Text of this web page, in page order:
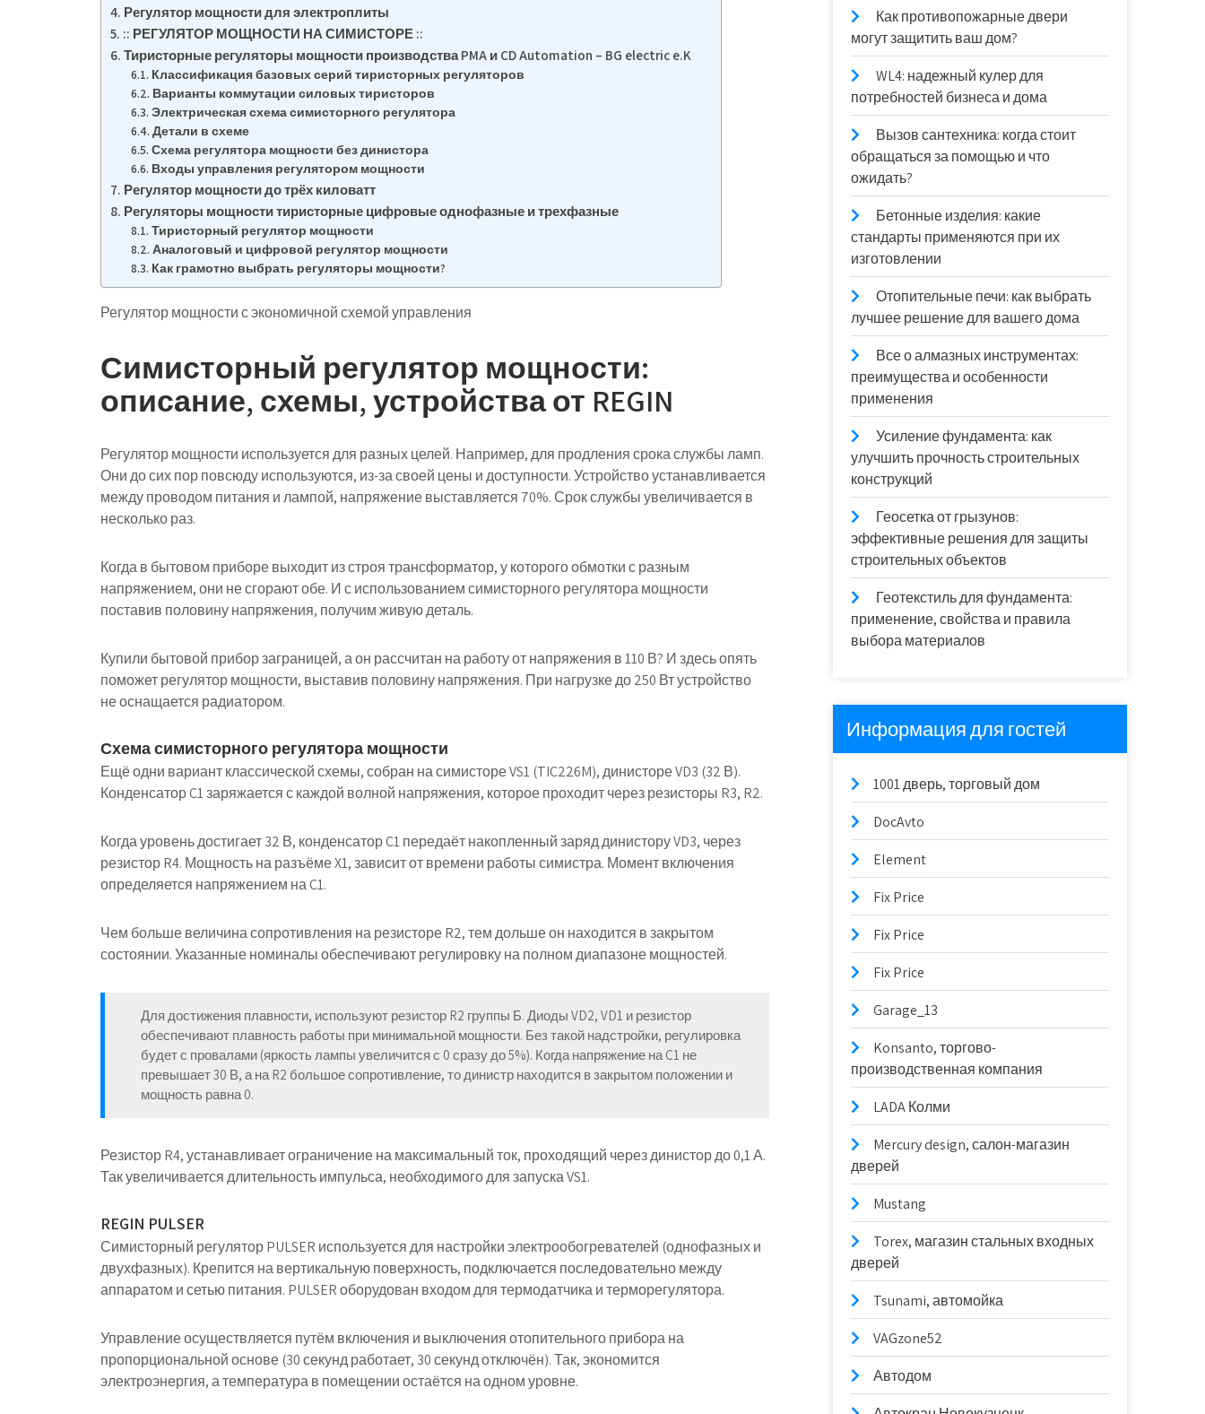
Регулятор мощности для электроплиты
:: РЕГУЛЯТОР МОЩНОСТИ НА СИМИСТОРЕ ::
Тиристорные регуляторы мощности производства PMA и CD Automation – BG electric e.K
Классификация базовых серий тиристорных регуляторов
Варианты коммутации силовых тиристоров
Электрическая схема симисторного регулятора
Детали в схеме
Схема регулятора мощности без динистора
Входы управления регулятором мощности
Регулятор мощности до трёх киловатт
Регуляторы мощности тиристорные цифровые однофазные и трехфазные
Тиристорный регулятор мощности
Аналоговый и цифровой регулятор мощности
Как грамотно выбрать регуляторы мощности?
Регулятор мощности с экономичной схемой управления
Симисторный регулятор мощности:
описание, схемы, устройства от REGIN
Регулятор мощности используется для разных целей. Например, для продления срока службы ламп.
Они до сих пор повсюду используются, из-за своей цены и доступности. Устройство устанавливается
между проводом питания и лампой, напряжение выставляется 70%. Срок службы увеличивается в
несколько раз.
Когда в бытовом приборе выходит из строя трансформатор, у которого обмотки с разным
напряжением, они не сгорают обе. И с использованием симисторного регулятора мощности
поставив половину напряжения, получим живую деталь.
Купили бытовой прибор заграницей, а он рассчитан на работу от напряжения в 110 В? И здесь опять
поможет регулятор мощности, выставив половину напряжения. При нагрузке до 250 Вт устройство
не оснащается радиатором.
Схема симисторного регулятора мощности
Ещё одни вариант классической схемы, собран на симисторе VS1 (TIC226M), динисторе VD3 (32 В).
Конденсатор C1 заряжается с каждой волной напряжения, которое проходит через резисторы R3, R2.
Когда уровень достигает 32 В, конденсатор C1 передаёт накопленный заряд динистору VD3, через
резистор R4. Мощность на разъёме X1, зависит от времени работы симистра. Момент включения
определяется напряжением на C1.
Чем больше величина сопротивления на резисторе R2, тем дольше он находится в закрытом
состоянии. Указанные номиналы обеспечивают регулировку на полном диапазоне мощностей.
Для достижения плавности, используют резистор R2 группы Б. Диоды VD2, VD1 и резистор
обеспечивают плавность работы при минимальной мощности. Без такой надстройки, регулировка
будет с провалами (яркость лампы увеличится с 0 сразу до 5%). Когда напряжение на C1 не
превышает 30 В, а на R2 большое сопротивление, то динистр находится в закрытом положении и
мощность равна 0.
Резистор R4, устанавливает ограничение на максимальный ток, проходящий через динистор до 0,1 А.
Так увеличивается длительность импульса, необходимого для запуска VS1.
REGIN PULSER
Симисторный регулятор PULSER используется для настройки электрообогревателей (однофазных и
двухфазных). Крепится на вертикальную поверхность, подключается последовательно между
аппаратом и сетью питания. PULSER оборудован входом для термодатчика и терморегулятора.
Управление осуществляется путём включения и выключения отопительного прибора на
пропорциональной основе (30 секунд работает, 30 секунд отключён). Так, экономится
электроэнергия, а температура в помещении остаётся на одном уровне.
Как противопожарные двери
могут защитить ваш дом?
WL4: надежный кулер для
потребностей бизнеса и дома
Вызов сантехника: когда стоит
обращаться за помощью и что
ожидать?
Бетонные изделия: какие
стандарты применяются при их
изготовлении
Отопительные печи: как выбрать
лучшее решение для вашего дома
Все о алмазных инструментах:
преимущества и особенности
применения
Усиление фундамента: как
улучшить прочность строительных
конструкций
Геосетка от грызунов:
эффективные решения для защиты
строительных объектов
Геотекстиль для фундамента:
применение, свойства и правила
выбора материалов
Информация для гостей
1001 дверь, торговый дом
DocAvto
Element
Fix Price
Fix Price
Fix Price
Garage_13
Konsanto, торгово-
производственная компания
LADA Колми
Mercury design, салон-магазин
дверей
Mustang
Torex, магазин стальных входных
дверей
Tsunami, автомойка
VAGzone52
Автодом